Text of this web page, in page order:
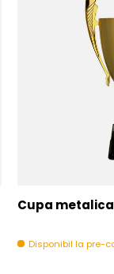
Cupa
Disponibil la pre-